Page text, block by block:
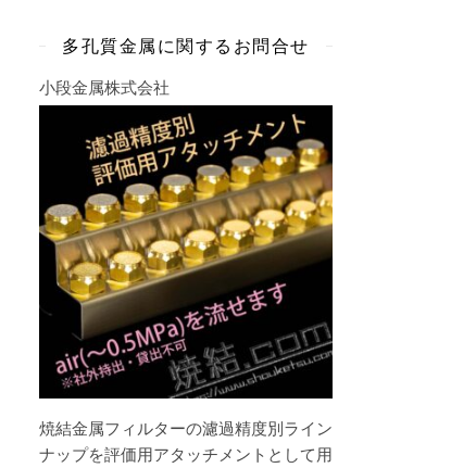
多孔質金属に関するお問合せ
小段金属株式会社
焼結金属フィルターの濾過精度別ライン
ナップを評価用アタッチメントとして用